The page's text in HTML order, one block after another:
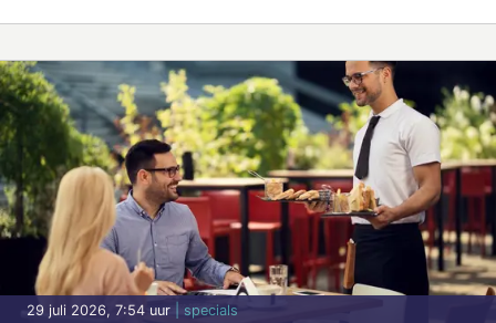
29 juli 2026, 7:54 uur | specials